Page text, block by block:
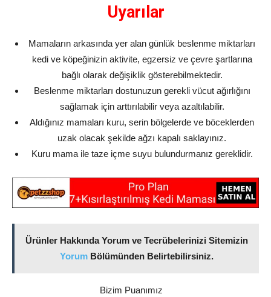
Uyarılar
Mamaların arkasında yer alan günlük beslenme miktarları
kedi ve köpeğinizin aktivite, egzersiz ve çevre şartlarına
bağlı olarak değişiklik gösterebilmektedir.
Beslenme miktarları dostunuzun gerekli vücut ağırlığını
sağlamak için arttırılabilir veya azaltılabilir.
Aldığınız mamaları kuru, serin bölgelerde ve böceklerden
uzak olacak şekilde ağzı kapalı saklayınız.
Kuru mama ile taze içme suyu bulundurmanız gereklidir.
Ürünler Hakkında Yorum ve Tecrübelerinizi Sitemizin
Yorum Bölümünden Belirtebilirsiniz.
Bizim Puanımız